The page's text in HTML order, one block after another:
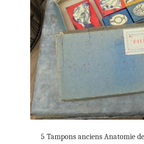
5 Tampons anciens Anatomie